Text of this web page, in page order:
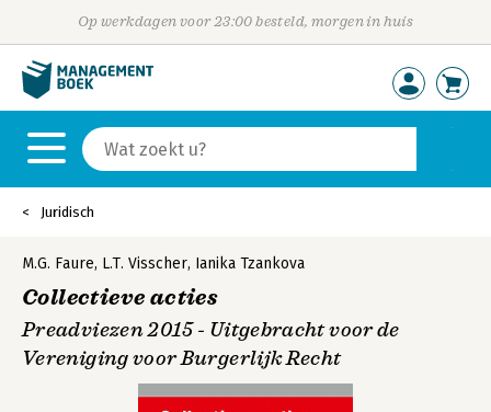
Op werkdagen voor 23:00 besteld, morgen in huis
Juridisch
M.G. Faure, L.T. Visscher, Ianika Tzankova
Collectieve acties
Preadviezen 2015 - Uitgebracht voor de
Vereniging voor Burgerlijk Recht